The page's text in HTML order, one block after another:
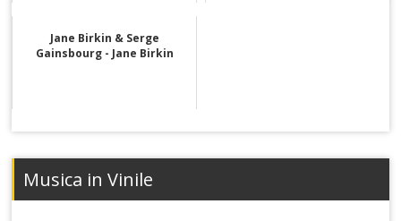
Jane Birkin & Serge
Gainsbourg - Jane Birkin
Musica in Vinile